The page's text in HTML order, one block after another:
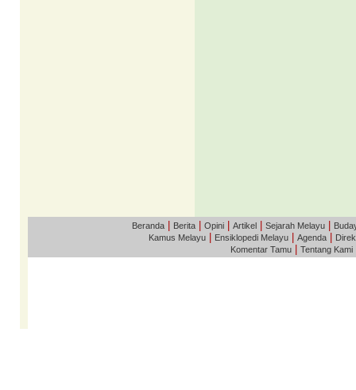
Beranda Berita Opini Artikel Sejarah Melayu
Kamus Melayu
Ensiklopedi Melayu Agenda
Komentar Tamu
Tentang Kami